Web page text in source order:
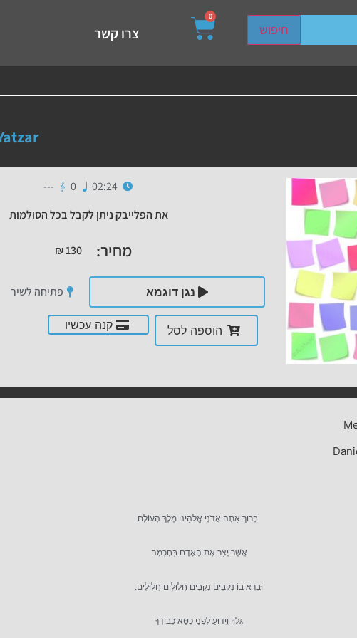
חיפוש
enter to go to the desired page. Touch device users, explore
0
צרו קשר
02:24
0
---
את הפלייבק ניתן לקבל בכל הסולמות
מחיר: ₪130
נגן דוגמא פתיחה לשיר
הוספה לסל קנה עכשיו
בָּרוּךְ אַתָּה אֲדֹנָי אֱלהֵינוּ מֶלֶךְ הָעוֹלָם
אֲשֶׁר יָצַר אֶת הָאָדָם בְּחָכְמָה
וּבָרָא בוֹ נְקָבִים נְקָבִים חֲלוּלִים חֲלוּלִים.
גָּלוּי וְיָדוּעַ לִפְנֵי כִסֵּא כְבוֹדֶךָ